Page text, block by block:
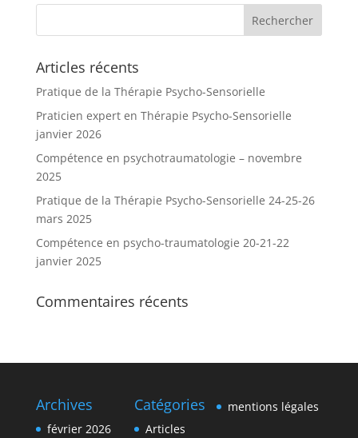
Articles récents
Pratique de la Thérapie Psycho-Sensorielle
Praticien expert en Thérapie Psycho-Sensorielle
janvier 2026
Compétence en psychotraumatologie – novembre
2025
Pratique de la Thérapie Psycho-Sensorielle 24-25-26
mars 2025
Compétence en psycho-traumatologie 20-21-22
janvier 2025
Commentaires récents
Archives
février 2026
Catégories
Articles
mentions légales